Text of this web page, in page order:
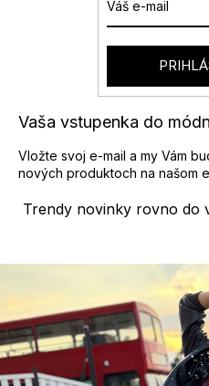
Trendy novinky rovno do
Vaša vstupenka do
Vložte svoj e-mail a my Vám
nových produktoch na našom